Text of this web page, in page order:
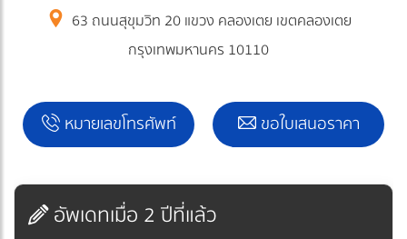
63 ถนนสุขุมวิท 20 แขวง คลองเตย เขตคลองเตย
กรุงเทพมหานคร 10110
หมายเลขโทรศัพท์ ขอใบเสนอราคา
อัพเดทเมื่อ 2 ปีที่แล้ว